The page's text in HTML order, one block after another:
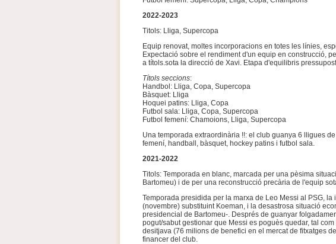
2022-2023
Titols: Lliga, Supercopa
Equip renovat, moltes incorporacions en totes les línies,
Expectació sobre el rendiment d'un equip en construcció,
a títols.sota la direcció de Xavi. Etapa d'equilibris
Títols seccions:
Handbol: Lliga, Copa, Supercopa
Bàsquet: Lliga
Hoquei patins: Lliga, Copa
Futbol sala: Lliga, Copa, Supercopa
Futbol femení: Chamoions, Lliga, Supercopa
Una temporada extraordinària !!: el club guanya 6 lligues
femení, handball, bàsquet, hockey patins i futbol sala.
2021-2022
Titols: Temporada en blanc, marcada per una pèsima
Bartomeu) i de per una reconstrucció precària de l'equip
Temporada presidida per la marxa de Leo Messi al PSG,
(novembre) substituint Koeman, i la desastrosa situació
presidencial de Bartomeu-. Després de guanyar
pogut/sabut gestionar que Messi es poguès quedar, tal
desitjava (76 milions de benefici en el mercat de fitxatges
financer del club.